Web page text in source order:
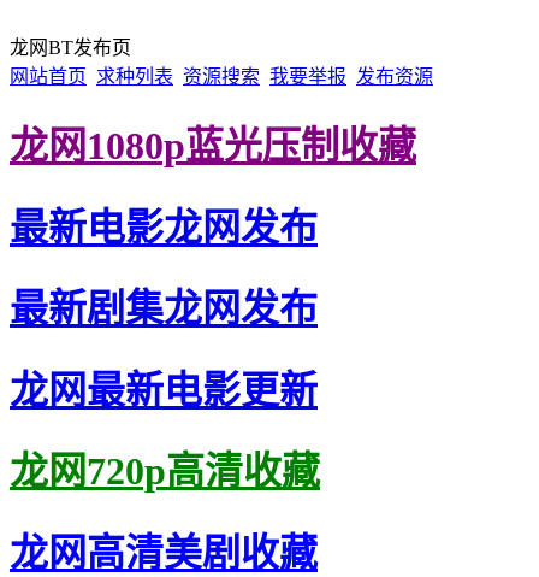
龙网BT发布页
网站首页 求种列表 资源搜索 我要举报 发布资源
龙网1080p蓝光压制收藏
最新电影龙网发布
最新剧集龙网发布
龙网最新电影更新
龙网720p高清收藏
龙网高清美剧收藏